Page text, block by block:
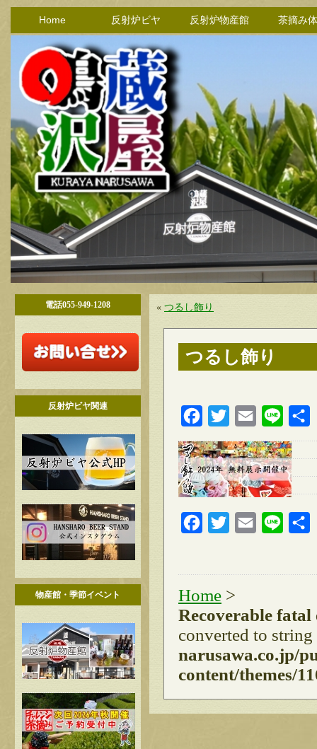
Home 反射炉ビヤ 反射炉物産館 茶摘み
電話055-949-1208
反射炉ビヤ関連
物産館・季節イベント
« つるし飾り
つるし飾り
FacebookTwitter Email Line
FacebookTwitter Email Line
Home >
Recoverable
converted to
narusawa.co.jp/
content/themes/